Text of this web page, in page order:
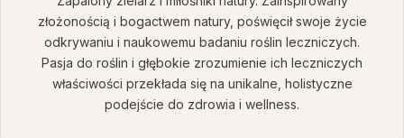
złożonością i bogactwem natury, poświęcił swoje życie
odkrywaniu i naukowemu badaniu roślin leczniczych.
Pasja do roślin i głębokie zrozumienie ich leczniczych
właściwości przekłada się na unikalne, holistyczne
podejście do zdrowia i wellness.